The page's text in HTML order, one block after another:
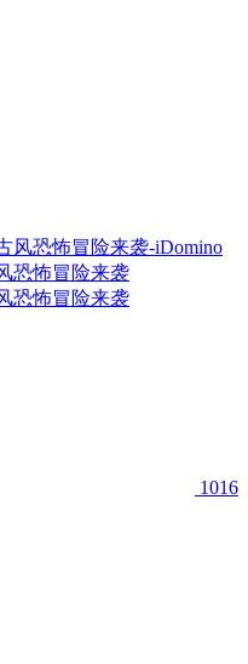
恐怖冒险来袭
恐怖冒险来袭
1016